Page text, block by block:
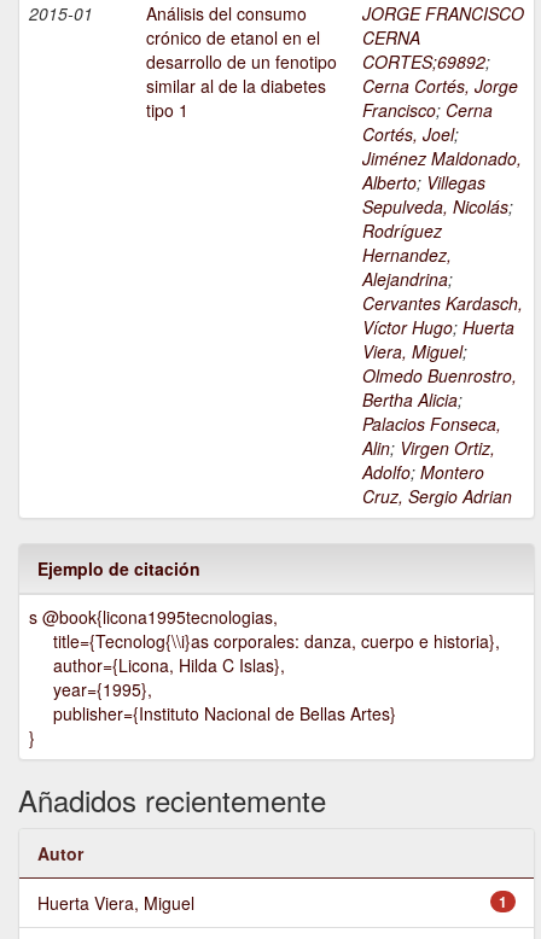
2015-01
Análisis del consumo
crónico de etanol en el
desarrollo de un fenotipo
similar al de la diabetes
tipo 1
JORGE FRANCISCO
CERNA
CORTES;69892;
Cerna Cortés, Jorge
Francisco; Cerna
Cortés, Joel;
Jiménez Maldonado,
Alberto; Villegas
Sepulveda, Nicolás;
Rodríguez
Hernandez,
Alejandrina;
Cervantes Kardasch,
Víctor Hugo; Huerta
Viera, Miguel;
Olmedo Buenrostro,
Bertha Alicia;
Palacios Fonseca,
Alin; Virgen Ortiz,
Adolfo; Montero
Cruz, Sergio Adrian
Ejemplo de citación
s @book{licona1995tecnologias,
title={Tecnolog{\\i}as corporales: danza, cuerpo e historia},
author={Licona, Hilda C Islas},
year={1995},
publisher={Instituto Nacional de Bellas Artes}
}
Añadidos recientemente
Autor
1
Huerta Viera, Miguel